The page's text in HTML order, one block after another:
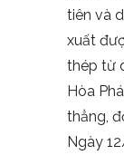
tiên và
xuất
thép từ
Hòa
thẳng,
Ngày